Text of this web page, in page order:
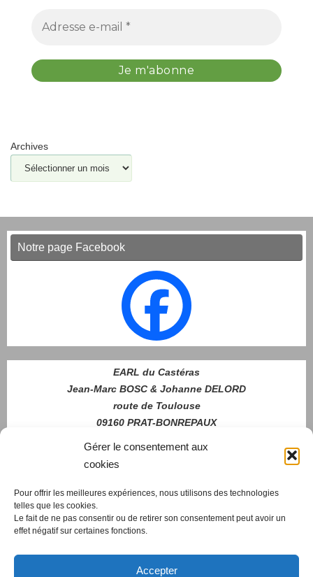
Gérer le consentement aux
cookies
Pour offrir les meilleures expériences, nous utilisons des technologies
telles que les cookies.
Le fait de ne pas consentir ou de retirer son consentement peut avoir un
effet négatif sur certaines fonctions.
Accepter
Archives
Notre page Facebook
EARL du Castéras
Jean-Marc BOSC & Johanne DELORD
route de Toulouse
09160 PRAT-BONREPAUX
Nous